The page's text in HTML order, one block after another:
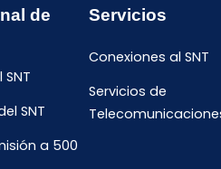
de
SNT
a 500
Servicios
Conexiones al SNT
Servicios de